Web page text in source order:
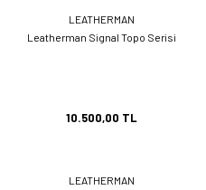
LEATHERMAN
Leatherman Signal Topo Serisi
10.500,00 TL
LEATHERMAN